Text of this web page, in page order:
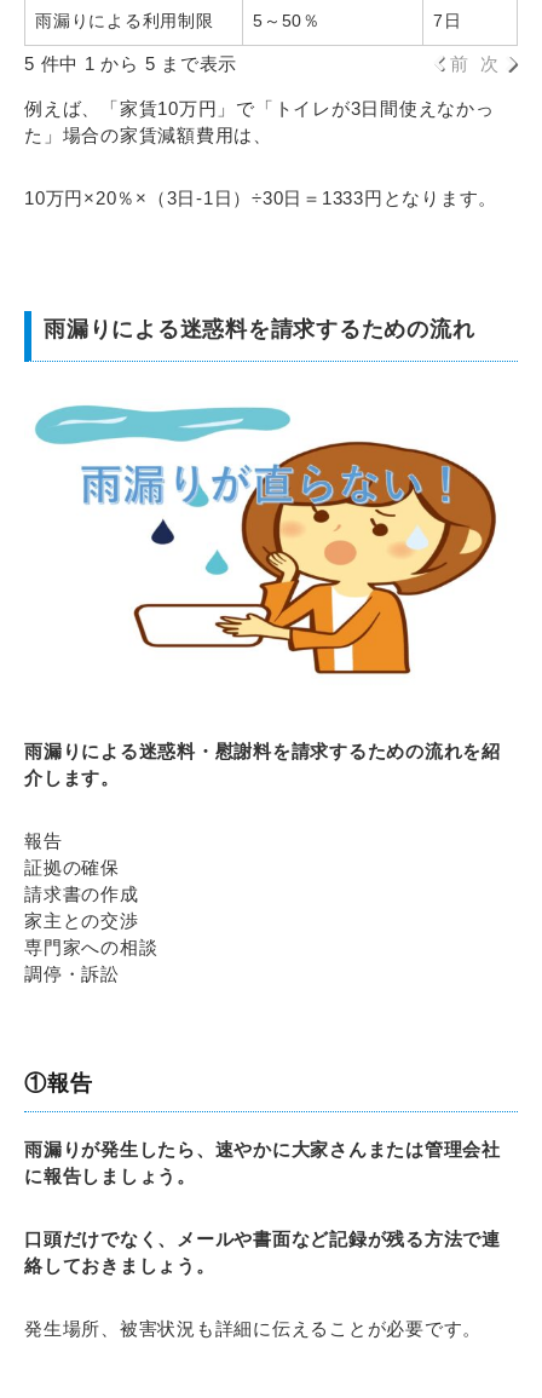
雨漏りによる利用制限 5～50％ 7日
5 件中 1 から 5 まで表示 前 次
例えば、「家賃10万円」で「トイレが3日間使えなかっ
た」場合の家賃減額費用は、
10万円×20％×（3日‐1日）÷30日＝1333円となります。
雨漏りによる迷惑料を請求するための流れ
雨漏りによる迷惑料・慰謝料を請求するための流れを紹
介します。
報告
証拠の確保
請求書の作成
家主との交渉
専門家への相談
調停・訴訟
①報告
雨漏りが発生したら、速やかに大家さんまたは管理会社
に報告しましょう。
口頭だけでなく、メールや書面など記録が残る方法で連
絡しておきましょう。
発生場所、被害状況も詳細に伝えることが必要です。